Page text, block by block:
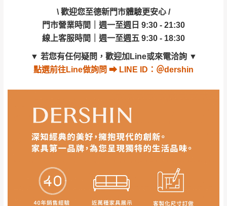
\ 歡迎您至德新門市體驗更安心 /
門市營業時間｜週一至週日 9:30 - 21:30
線上客服時間｜週一至週五 9:30 - 18:30
▼ 若您有任何疑問，歡迎加Line或來電洽詢▼
點選前往Line做詢問 ⮕ LINE ID：＠dershin
前往Line做詢問 ⮕ LINE ID：＠dershin
至百貨公司卸貨區為限，恕無法送至指定樓面。
遇百貨周年慶期間，恕暫停百貨公司相關運送 》
無回收家具服務，若需回收家俱可聯絡當地請清潔隊
居家需求。
請務必填寫正確之收貨人姓名、收貨地址、電話
訊,如有錯誤,本公司保有配送與否之權利。
商品顏色可能會因拍攝燈光、電腦解析度、螢幕設定
瑕疵,請以實際收到之商品顏色為準,敬請見諒。
此販售商品
不含情境圖內之擺設物品， 以品名和文案
介紹之商品項目為主。
如欲放置營業場所及公開場合之商品則無享
有商品一年保固之服務。
訂單成立時請儘速於三日內完成付款， 交易恕不
殺價，商品均已最低價格售出，且在特定時日會給
予折扣，請密切注意。
無回收家具服務，若需回收家具可聯絡當地請清
潔隊回收,免付費清運專線：0800-085-717。